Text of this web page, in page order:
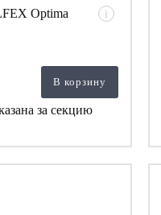
Optima
i
В корзину
за секцию